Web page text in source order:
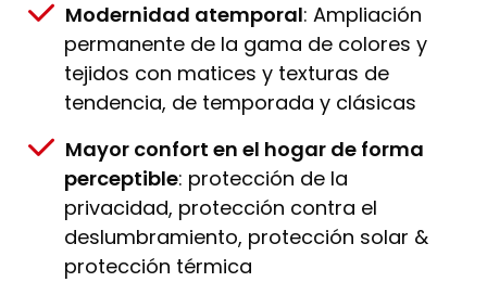
Modernidad atemporal: Ampliación
permanente de la gama de colores y
tejidos con matices y texturas de
tendencia, de temporada y clásicas
Mayor confort en el hogar de forma
perceptible: protección de la
privacidad, protección contra el
deslumbramiento, protección solar &
protección térmica